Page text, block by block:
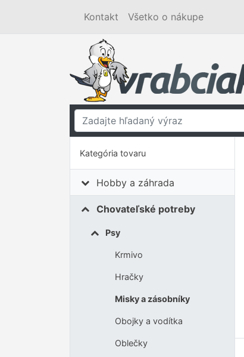
Kontakt Všetko o nákupe
Kategória tovaru
Hobby a záhrada
Chovateľské potreby
Psy
Krmivo
Hračky
Misky a zásobníky
Obojky a vodítka
Oblečky